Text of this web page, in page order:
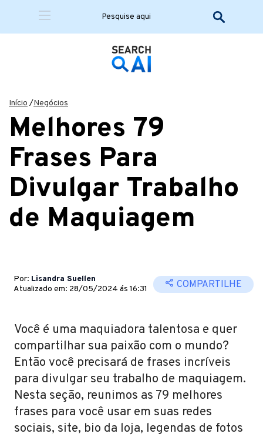
Início /Negócios
Melhores 79
Frases Para
Divulgar Trabalho
de Maquiagem
Por: Lisandra Suellen
Atualizado em: 28/05/2024 ás 16:31
COMPARTILHE
Você é uma maquiadora talentosa e quer
compartilhar sua paixão com o mundo?
Então você precisará de frases incríveis
para divulgar seu trabalho de maquiagem.
Nesta seção, reunimos as 79 melhores
frases para você usar em suas redes
sociais, site, bio da loja, legendas de fotos